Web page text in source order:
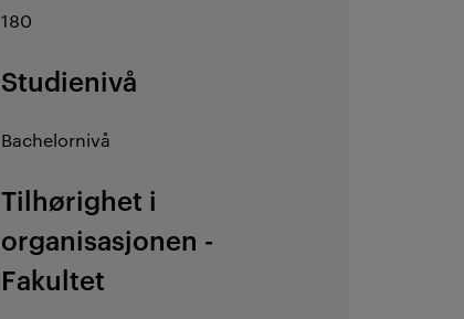
180
Studienivå
Bachelornivå
Tilhørighet i
organisasjonen -
Fakultet